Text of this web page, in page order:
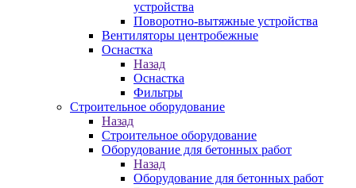
устройства
Поворотно-вытяжные устройства
Вентиляторы центробежные
Оснастка
Назад
Оснастка
Фильтры
Строительное оборудование
Назад
Строительное оборудование
Оборудование для бетонных работ
Назад
Оборудование для бетонных работ